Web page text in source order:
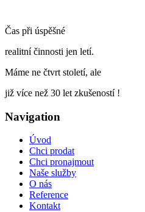
Čas při úspěšné
realitní činnosti jen letí.
Máme ne čtvrt století, ale
již více než 30 let zkušeností !
Navigation
Úvod
Chci prodat
Chci pronajmout
Naše služby
O nás
Reference
Kontakt